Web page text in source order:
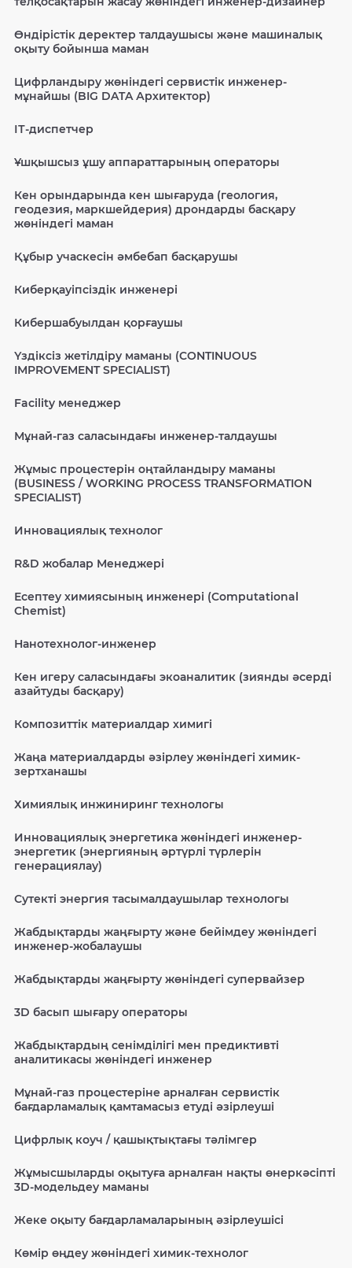
Өндірістік деректер талдаушысы және машиналық
оқыту бойынша маман
Цифрландыру жөніндегі сервистік инженер-
мұнайшы (BIG DATA Архитектор)
ІТ-диспетчер
Ұшқышсыз ұшу аппараттарының операторы
Кен орындарында кен шығаруда (геология,
геодезия, маркшейдерия) дрондарды басқару
жөніндегі маман
Құбыр учаскесін әмбебап басқарушы
Киберқауіпсіздік инженері
Кибершабуылдан қорғаушы
Үздіксіз жетілдіру маманы (CONTINUOUS
IMPROVEMENT SPECIALIST)
Facility менеджер
Мұнай-газ саласындағы инженер-талдаушы
Жұмыс процестерін оңтайландыру маманы
(BUSINESS / WORKING PROCESS TRANSFORMATION
SPECIALIST)
Инновациялық технолог
R&D жобалар Менеджері
Есептеу химиясының инженері (Computational
Chemist)
Нанотехнолог-инженер
Кен игеру саласындағы экоаналитик (зиянды әсерді
азайтуды басқару)
Композиттік материалдар химигі
Жаңа материалдарды әзірлеу жөніндегі химик-
зертханашы
Химиялық инжиниринг технологы
Инновациялық энергетика жөніндегі инженер-
энергетик (энергияның әртүрлі түрлерін
генерациялау)
Сутекті энергия тасымалдаушылар технологы
Жабдықтарды жаңғырту және бейімдеу жөніндегі
инженер-жобалаушы
Жабдықтарды жаңғырту жөніндегі супервайзер
3D басып шығару операторы
Жабдықтардың сенімділігі мен предиктивті
аналитикасы жөніндегі инженер
Мұнай-газ процестеріне арналған сервистік
бағдарламалық қамтамасыз етуді әзірлеуші
Цифрлық коуч / қашықтықтағы тәлімгер
Жұмысшыларды оқытуға арналған нақты өнеркәсіпті
3D-модельдеу маманы
Жеке оқыту бағдарламаларының әзірлеушісі
Көмір өңдеу жөніндегі химик-технолог